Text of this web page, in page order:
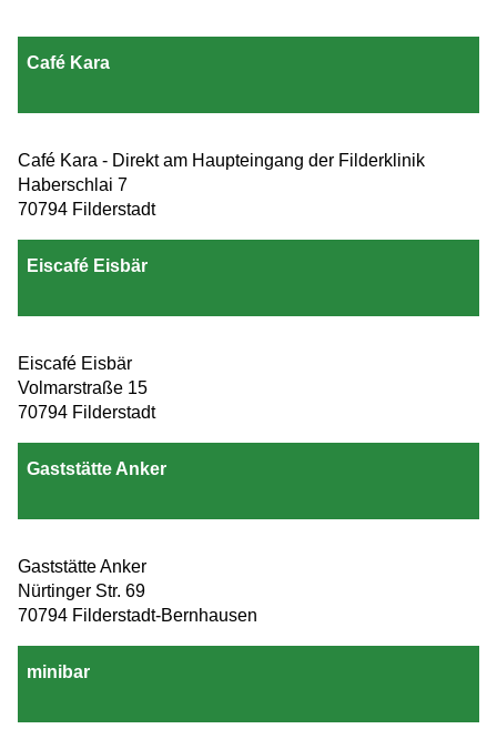
Café Kara
Café Kara - Direkt am Haupteingang der Filderklinik
Haberschlai 7
70794 Filderstadt
Eiscafé Eisbär
Eiscafé Eisbär
Volmarstraße 15
70794 Filderstadt
Gaststätte Anker
Gaststätte Anker
Nürtinger Str. 69
70794 Filderstadt-Bernhausen
minibar